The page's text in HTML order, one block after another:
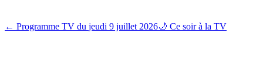
← Programme TV du jeudi 9 juillet 2026🌙 Ce soir à la TV